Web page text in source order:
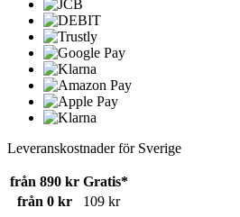
Leveranskostnader för Sverige
från 890 kr Gratis*
från 0 kr
109 kr